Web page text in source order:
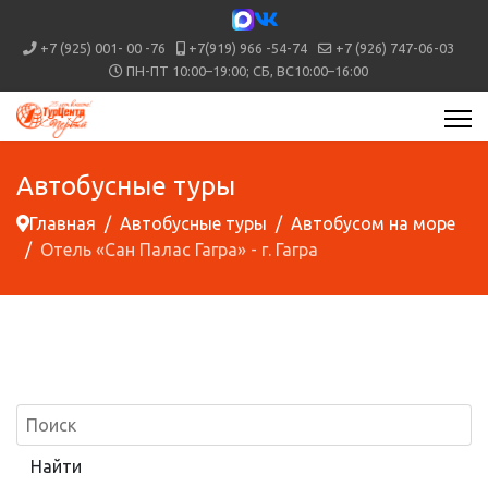
+7 (925) 001- 00 -76 +7(919) 966 -54-74
+7 (926) 747-06-03
ПН-ПТ 10:00–19:00; СБ, ВС10:00–16:00
Автобусные туры
Главная Автобусные туры
Автобусом на море
Отель «Сан Палас Гагра» - г. Гагра